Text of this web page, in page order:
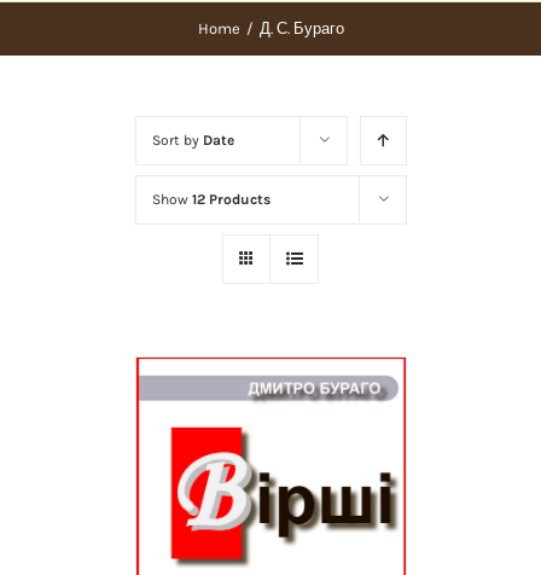
Home / Д. С. Бураго
Sort by Date
Show 12 Products